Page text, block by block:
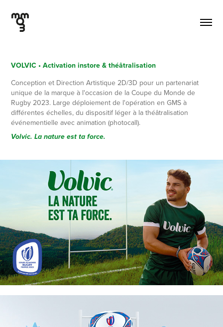
VOLVIC • Activation instore & théâtralisation
Conception et Direction Artistique 2D/3D pour un partenariat
unique de la marque à l'occasion de la Coupe du Monde de
Rugby 2023. Large déploiement de l'opération en GMS à
différentes échelles, du dispositif léger à la théâtralisation
événementielle avec animation (photocall).
Volvic. La nature est ta force.